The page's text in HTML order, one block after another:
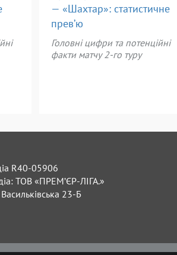
— «Шахтар»: статистичне
прев’ю
Головні цифри та потенційні
факти матчу 2-го туру
R40-05906
ТОВ «ПРЕМ’ЄР-ЛІГА.»
23-Б